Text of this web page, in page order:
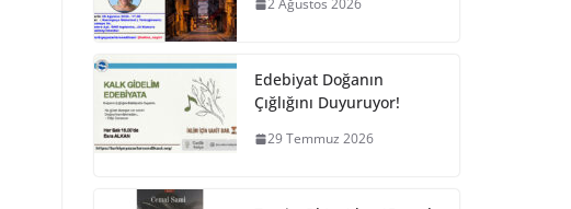
2 Ağustos 2026
Edebiyat Doğanın
Çığlığını Duyuruyor!
29 Temmuz 2026